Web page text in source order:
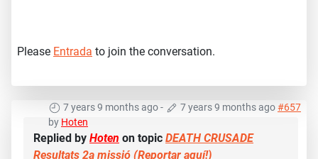
Please Entrada to join the conversation.
7 years 9 months ago- 7 years 9 months ago#657
by Hoten
Replied by Hoten on topic DEATH CRUSADE
Resultats 2a missió (Reportar aquí!)